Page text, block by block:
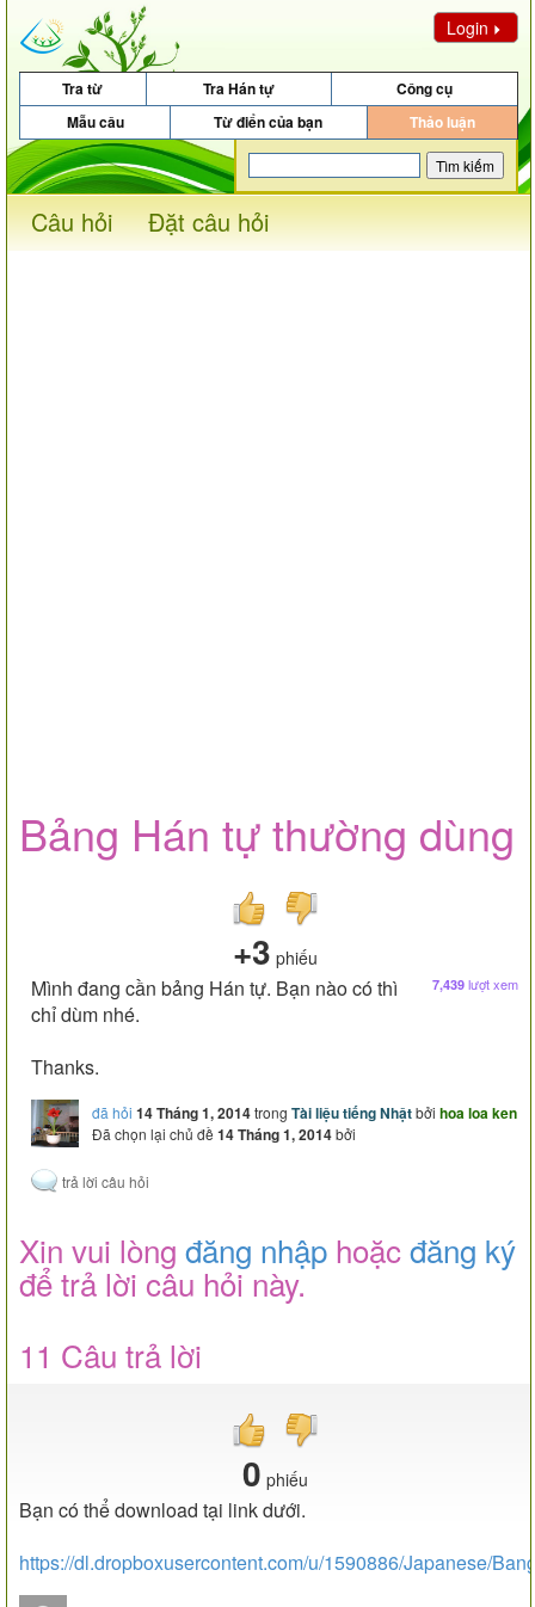
Login
Tra từ Tra Hán tự
Công cụ
Mẫu câu
Từ điển của bạn Thảo luận
Câu hỏi Đặt câu hỏi
Bảng Hán tự thường dùng
+3 phiếu
7,439 lượt xem
Mình đang cần bảng Hán tự. Bạn nào có thì
chỉ dùm nhé.
Thanks.
đã hỏi 14 Tháng 1, 2014trong Tài liệu tiếng Nhậtbởi hoa loa ken
Đã chọn lại chủ đề 14 Tháng 1, 2014bởi
Xin vui lòng đăng nhập hoặcđăng ký
để trả lời câu hỏi này.
11 Câu trả lời
0 phiếu
Bạn có thể download tại link dưới.
https://dl.dropboxusercontent.com/u/1590886/Japanese/